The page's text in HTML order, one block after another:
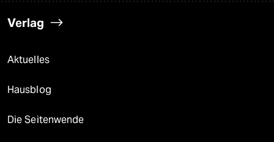
Verlag
Aktuelles
Hausblog
Die Seitenwende